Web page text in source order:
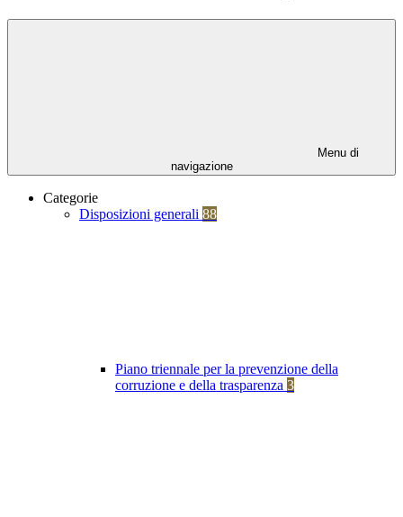
Menu di
navigazione
Categorie
Disposizioni generali 88
Piano triennale per la prevenzione della
corruzione e della trasparenza 3